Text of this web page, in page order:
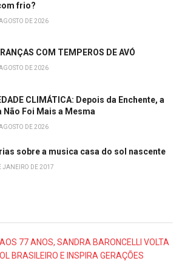
frio?
DE 2026
COM TEMPEROS DE AVÓ
DE 2026
CLIMÁTICA: Depois da Enchente, a
Não Foi Mais a Mesma
DE 2026
sobre a musica casa do sol nascente
JANEIRO DE 2017
AOS 77 ANOS, SANDRA BARONCELLI VOLTA
BRASILEIRO E INSPIRA GERAÇÕES